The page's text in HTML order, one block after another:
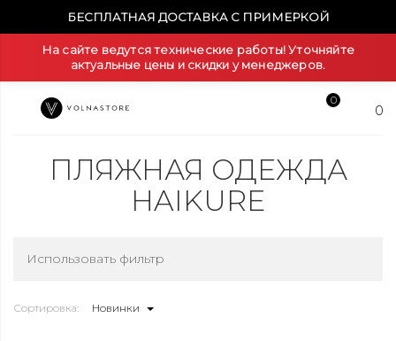
БЕСПЛАТНАЯ ДОСТАВКА С ПРИМЕРКОЙ
На сайте ведутся технические работы! Уточняйте
актуальные цены и скидки у менеджеров.
0
0
ПЛЯЖНАЯ ОДЕЖДА
HAIKURE
Использовать фильтр
Сортировка: Новинки